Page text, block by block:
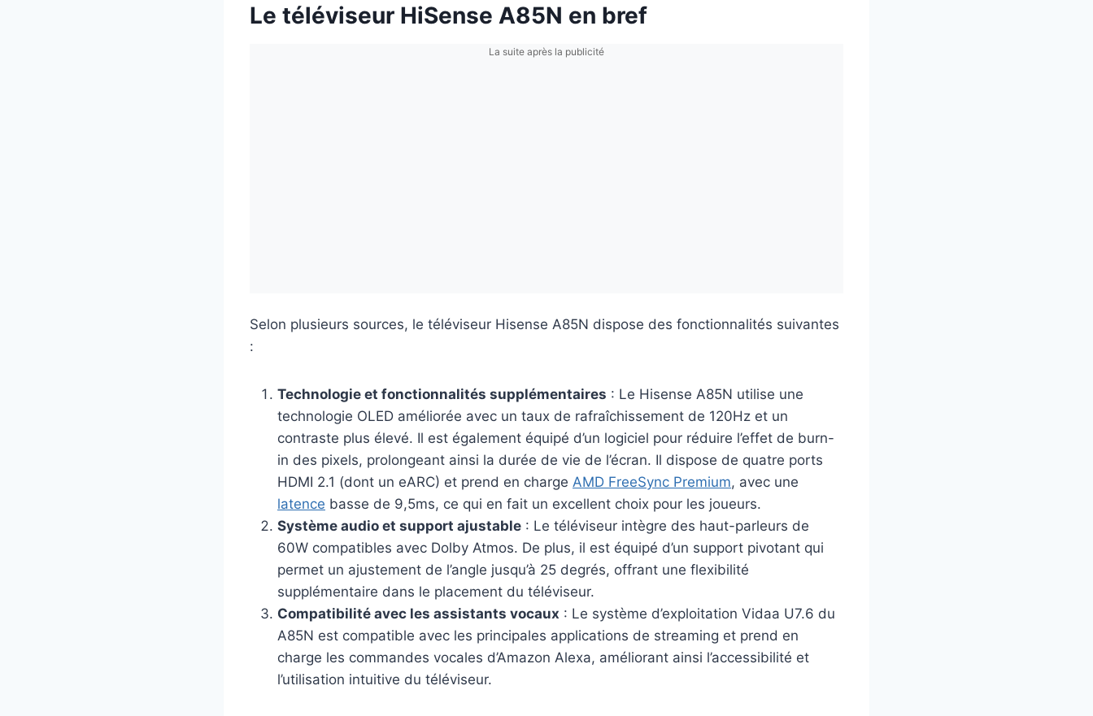
Le téléviseur HiSense A85N en bref
La suite après la publicité
Selon plusieurs sources, le téléviseur Hisense A85N dispose des fonctionnalités suivantes
:
Technologie et fonctionnalités supplémentaires : Le Hisense A85N utilise une
technologie OLED améliorée avec un taux de rafraîchissement de 120Hz et un
contraste plus élevé. Il est également équipé d’un logiciel pour réduire l’effet de burn-
in des pixels, prolongeant ainsi la durée de vie de l’écran. Il dispose de quatre ports
HDMI 2.1 (dont un eARC) et prend en charge AMD FreeSync Premium, avec une
latence basse de 9,5ms, ce qui en fait un excellent choix pour les joueurs.
Système audio et support ajustable : Le téléviseur intègre des haut-parleurs de
60W compatibles avec Dolby Atmos. De plus, il est équipé d’un support pivotant qui
permet un ajustement de l’angle jusqu’à 25 degrés, offrant une flexibilité
supplémentaire dans le placement du téléviseur.
Compatibilité avec les assistants vocaux : Le système d’exploitation Vidaa U7.6 du
A85N est compatible avec les principales applications de streaming et prend en
charge les commandes vocales d’Amazon Alexa, améliorant ainsi l’accessibilité et
l’utilisation intuitive du téléviseur.